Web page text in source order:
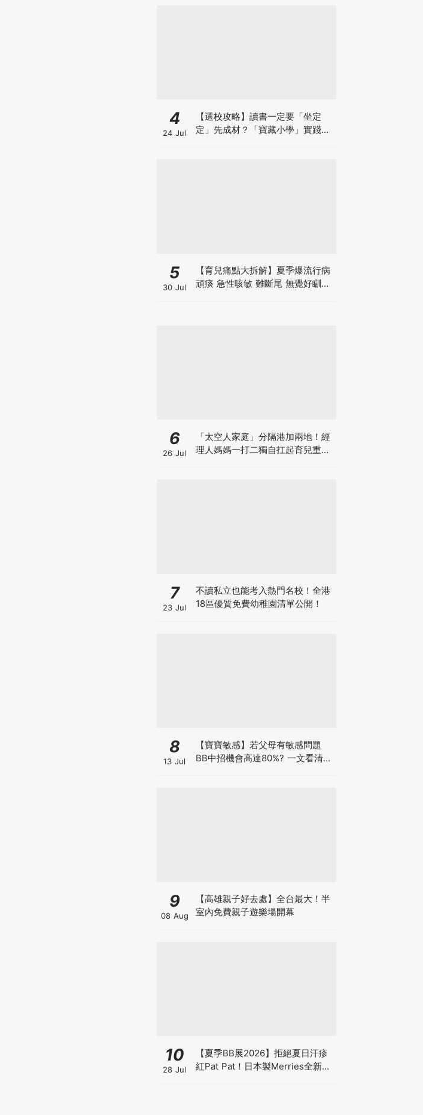
4
24 Jul
【選校攻略】讀書一定要「坐定
定」先成材？「寶藏小學」實踐動
5
30 Jul
【育兒痛點大拆解】夏季爆流行病
頑痰 急性咳敏 難斷尾 無覺好瞓？
6
26 Jul
「太空人家庭」分隔港加兩地！經
理人媽媽一打二獨自扛起育兒重
7
23 Jul
不讀私立也能考入熱門名校！全港
18區優質免費幼稚園清單公開！
8
13 Jul
【寶寶敏感】若父母有敏感問題
BB中招機會高達80%? 一文看清預
9
08 Aug
【高雄親子好去處】全台最大！半
室內免費親子遊樂場開幕
10
28 Jul
【夏季BB展2026】拒絕夏日汗疹
紅Pat Pat！日本製Merries全新超